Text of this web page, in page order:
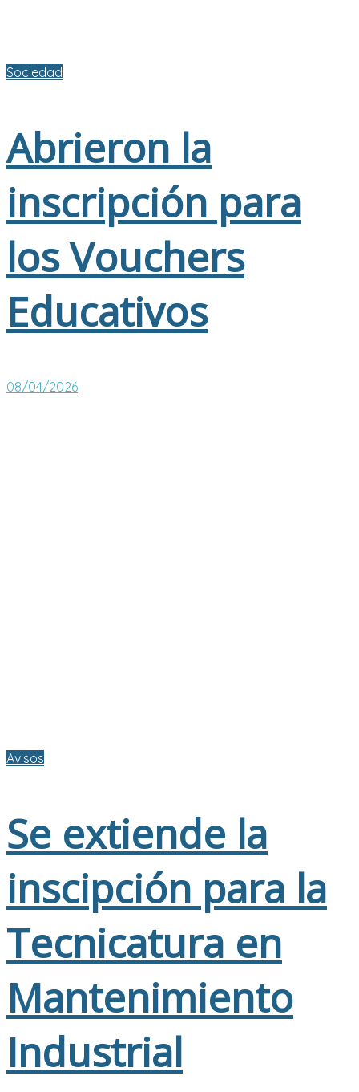
Sociedad
Abrieron la
inscripción para
los Vouchers
Educativos
08/04/2026
Avisos
Se extiende la
inscipción para la
Tecnicatura en
Mantenimiento
Industrial